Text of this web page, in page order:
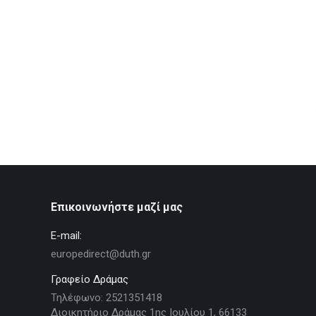
Επικοινωνήστε μαζί μας
E-mail:
europedirect@duth.gr
Γραφείο Δράμας
Τηλέφωνο: 2521351418
Διοικητήριο Δράμας 1ης Ιουλίου 1, 66133